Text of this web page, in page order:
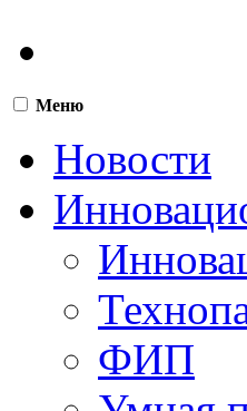
Меню
Новости
ФИП